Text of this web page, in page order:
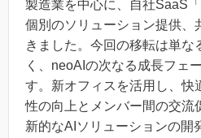
製造業を中心に、自社SaaS
個別のソリューション提供、
きました。今回の移転は単な
く、neoAIの次なる成長フェ
す。新オフィスを活用し、快
性の向上とメンバー間の交流
新的なAIソリューションの開